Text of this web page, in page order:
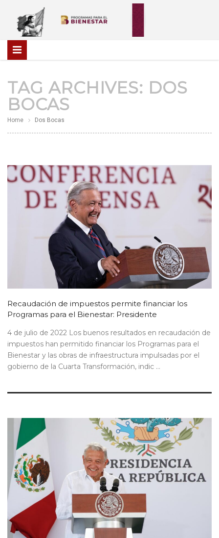
TAG ARCHIVES: DOS
BOCAS
Home Dos Bocas
Recaudación de impuestos permite financiar los
Programas para el Bienestar: Presidente
4 de julio de 2022 Los buenos resultados en recaudación de
impuestos han permitido financiar los Programas para el
Bienestar y las obras de infraestructura impulsadas por el
gobierno de la Cuarta Transformación, indic ...